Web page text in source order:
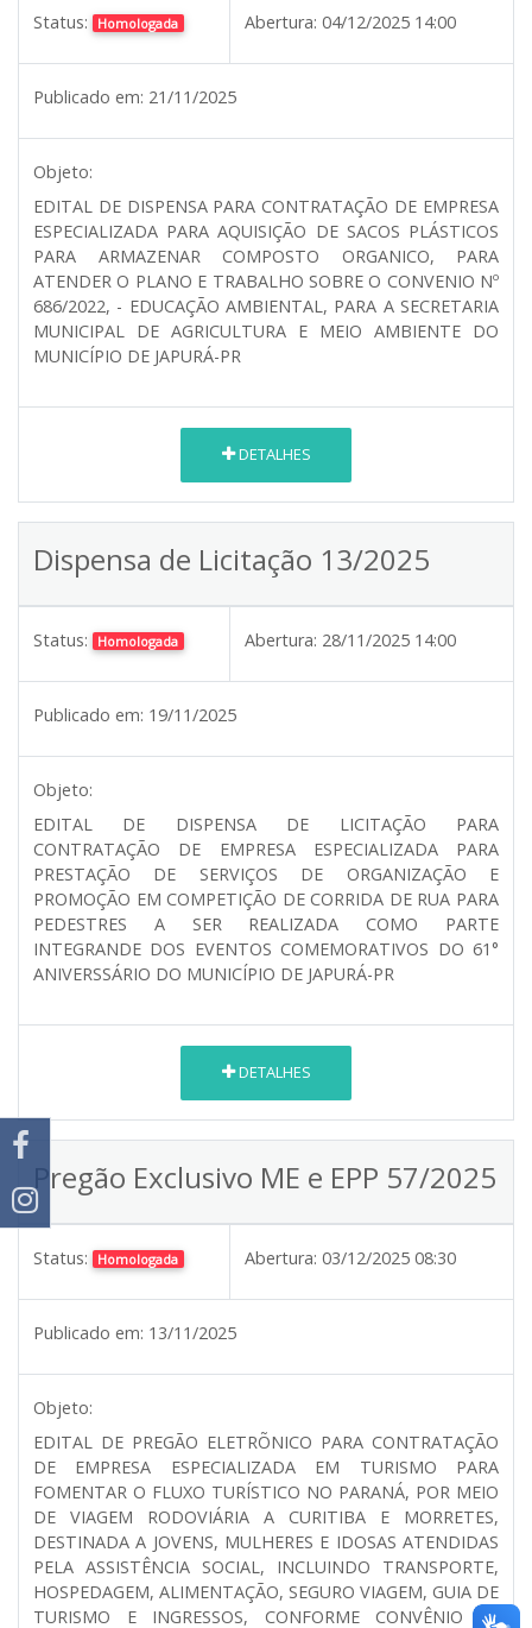
Status: Homologada Abertura: 04/12/2025 14:00
Publicado em: 21/11/2025
Objeto:
EDITAL DE DISPENSA PARA CONTRATAÇÃO DE EMPRESA
ESPECIALIZADA PARA AQUISIÇÃO DE SACOS PLÁSTICOS
PARA ARMAZENAR COMPOSTO ORGANICO, PARA
ATENDER O PLANO E TRABALHO SOBRE O CONVENIO Nº
686/2022, - EDUCAÇÃO AMBIENTAL, PARA A SECRETARIA
MUNICIPAL DE AGRICULTURA E MEIO AMBIENTE DO
MUNICÍPIO DE JAPURÁ-PR
DETALHES
Dispensa de Licitação 13/2025
Status: Homologada Abertura: 28/11/2025 14:00
Publicado em: 19/11/2025
Objeto:
EDITAL DE DISPENSA DE LICITAÇÃO PARA
CONTRATAÇÃO DE EMPRESA ESPECIALIZADA PARA
PRESTAÇÃO DE SERVIÇOS DE ORGANIZAÇÃO E
PROMOÇÃO EM COMPETIÇÃO DE CORRIDA DE RUA PARA
PEDESTRES A SER REALIZADA COMO PARTE
INTEGRANDE DOS EVENTOS COMEMORATIVOS DO 61°
ANIVERSSÁRIO DO MUNICÍPIO DE JAPURÁ-PR
DETALHES
Pregão Exclusivo ME e EPP 57/2025
Status: Homologada Abertura: 03/12/2025 08:30
Publicado em: 13/11/2025
Objeto:
EDITAL DE PREGÃO ELETRÕNICO PARA CONTRATAÇÃO
DE EMPRESA ESPECIALIZADA EM TURISMO PARA
FOMENTAR O FLUXO TURÍSTICO NO PARANÁ, POR MEIO
DE VIAGEM RODOVIÁRIA A CURITIBA E MORRETES,
DESTINADA A JOVENS, MULHERES E IDOSAS ATENDIDAS
PELA ASSISTÊNCIA SOCIAL, INCLUINDO TRANSPORTE,
HOSPEDAGEM, ALIMENTAÇÃO, SEGURO VIAGEM, GUIA DE
TURISMO E INGRESSOS, CONFORME CONVÊNIO Nº